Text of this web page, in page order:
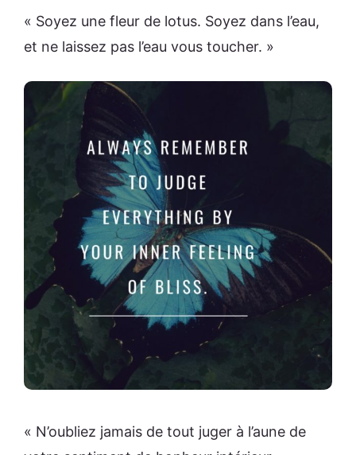
« Soyez une fleur de lotus. Soyez dans l’eau,
et ne laissez pas l’eau vous toucher. »
« N’oubliez jamais de tout juger à l’aune de